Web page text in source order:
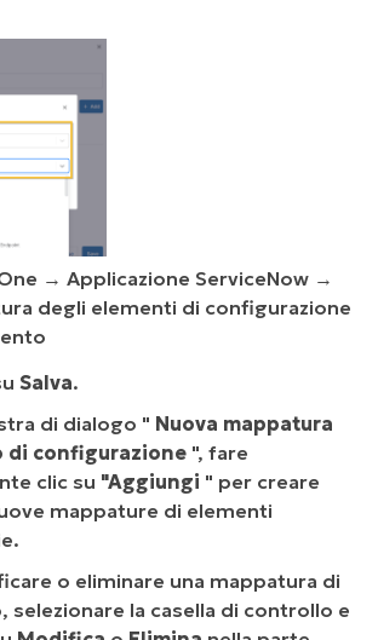
→ Applicazione ServiceNow →
degli elementi di configurazione
Salva.
di dialogo " Nuova mappatura
di configurazione ", fare
clic su "Aggiungi " per creare
mappature di elementi
o eliminare una mappatura di
selezionare la casella di controllo e